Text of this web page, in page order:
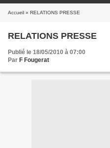
Accueil » RELATIONS PRESSE
RELATIONS PRESSE
Publié le 18/05/2010 à 07:00
Par F Fougerat